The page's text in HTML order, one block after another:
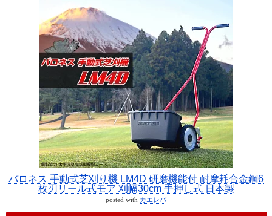
バロネス 手動式芝刈り機 LM4D 研磨機能付 耐摩耗合金鋼6
枚刃リール式モア 刈幅30cm 手押し式 日本製
posted with カエレバ